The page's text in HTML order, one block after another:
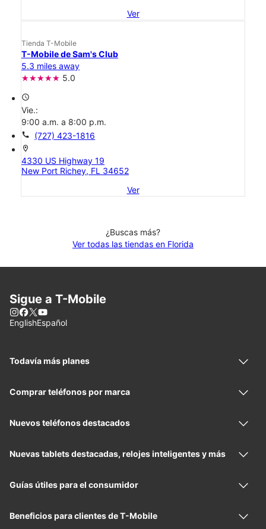
Ver
Tienda T-Mobile
T-Mobile de Sam's Club
5.3 miles away
5.0
access_time
Vie.:
9:00 a.m. a 8:00 p.m.
call (727) 423-1816
location_on
4330 US Highway 19
New Port Richey, FL 34652
Ver
¿Buscas más?
Ver todas las tiendas en Florida